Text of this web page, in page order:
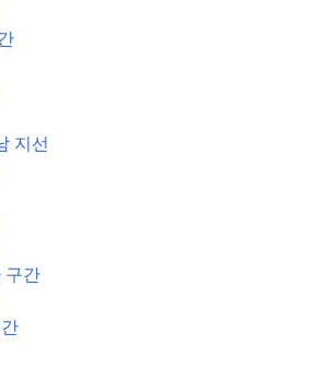
지선
구간